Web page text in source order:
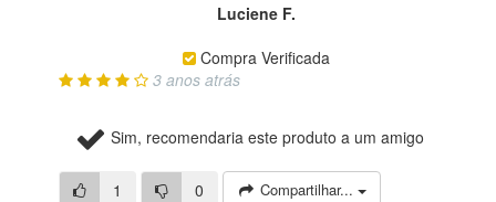
Luciene F.
Compra Verificada
3 anos atrás
Sim, recomendaria este produto a um amigo
1 0 Compartilhar...